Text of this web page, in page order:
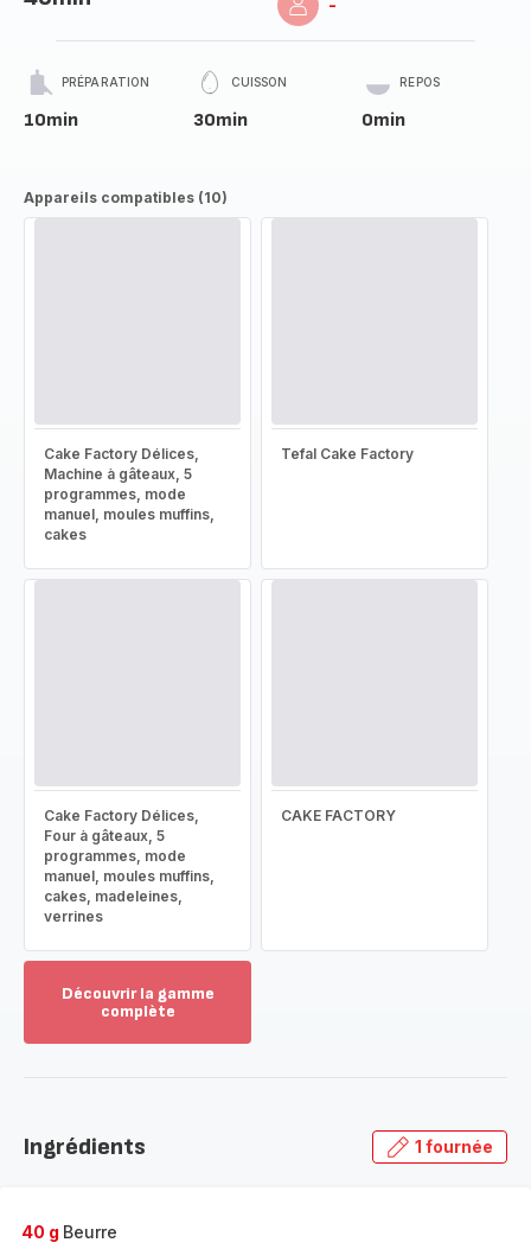
-
PRÉPARATION
10min
CUISSON
30min
REPOS
0min
Appareils compatibles (10)
Cake Factory Délices,
Machine à gâteaux, 5
programmes, mode
manuel, moules muffins,
cakes
Tefal Cake Factory
Cake Factory Délices,
Four à gâteaux, 5
programmes, mode
manuel, moules muffins,
cakes, madeleines,
verrines
CAKE FACTORY
Découvrir la gamme
complète
gamme
Ingrédients 1 fournée
40 g Beurre